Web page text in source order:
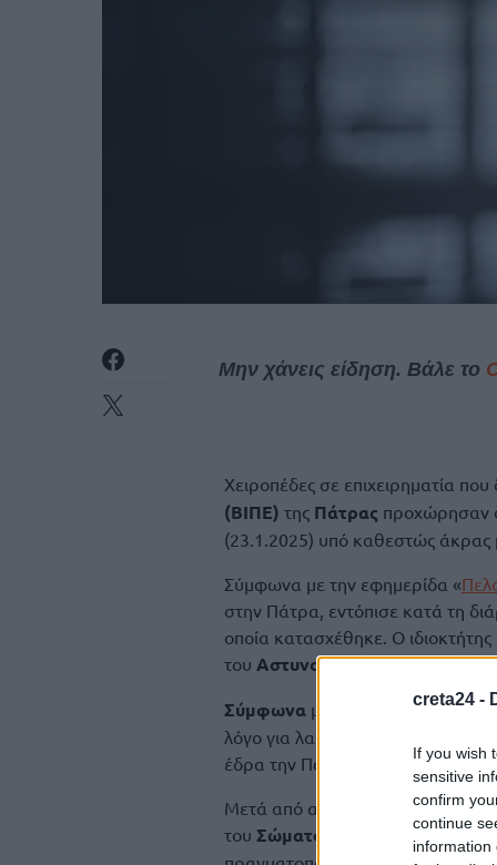
creta24 -
If you wish
sensitive
confirm
continue
information
Μην χάνεις είδηση. Βάλε το
Χειροπέδες σε επιχειρηματία
(ΒΙΠΕ) της Πάτρας προχώρησαν
(23.1.2025) υπό καθεστώς άκρας
Σύμφωνα με την εφημερίδα «
στην Πάτρα, εντόπισε κατά τη
οποία κατασχέθηκε. Ο
του Αστυνομικού Μεγάρουτης
Σύμφωνα με πηγές, η
λόγο για λαθραία διακίνηση
έδρα την Πάτρα,
Μετά από αξιοποίηση και συλλογή
του Σώματος Δίωξης